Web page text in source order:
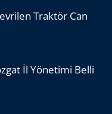
Traktör Can
İl Yönetimi Belli